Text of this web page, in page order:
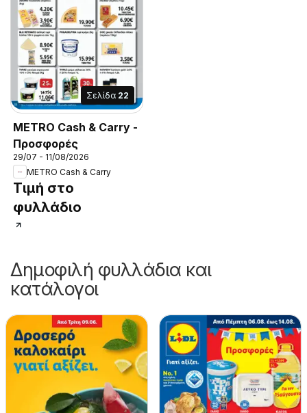
Σελίδα 22
METRO Cash & Carry -
Προσφορές
29/07 - 11/08/2026
METRO Cash & Carry
Τιμή στο
φυλλάδιο
Δημοφιλή φυλλάδια και
κατάλογοι